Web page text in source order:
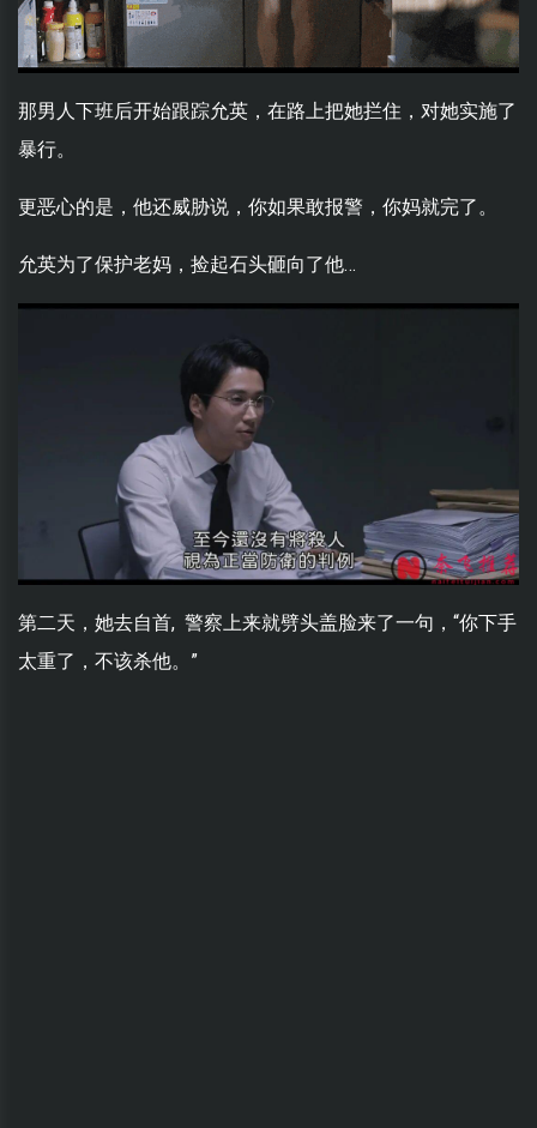
那男人下班后开始跟踪允英，在路上把她拦住，对她实施了
暴行。
更恶心的是，他还威胁说，你如果敢报警，你妈就完了。
允英为了保护老妈，捡起石头砸向了他…
第二天，她去自首, 警察上来就劈头盖脸来了一句，“你下手
太重了，不该杀他。”